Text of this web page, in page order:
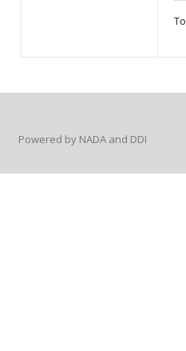
Powered by NADA and DDI